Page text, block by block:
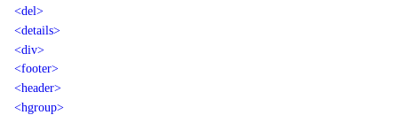
<del>
<details>
<div>
<footer>
<header>
<hgroup>